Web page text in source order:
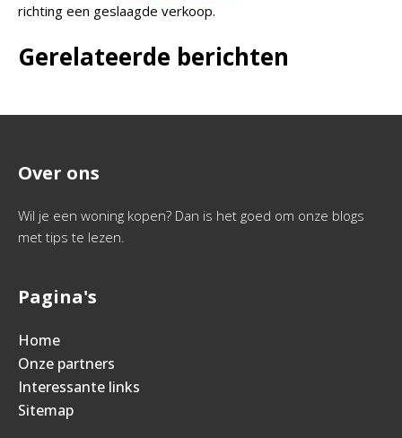
richting een geslaagde verkoop.
Gerelateerde berichten
Over ons
Wil je een woning kopen? Dan is het goed om onze blogs
met tips te lezen.
Pagina's
Home
Onze partners
Interessante links
Sitemap